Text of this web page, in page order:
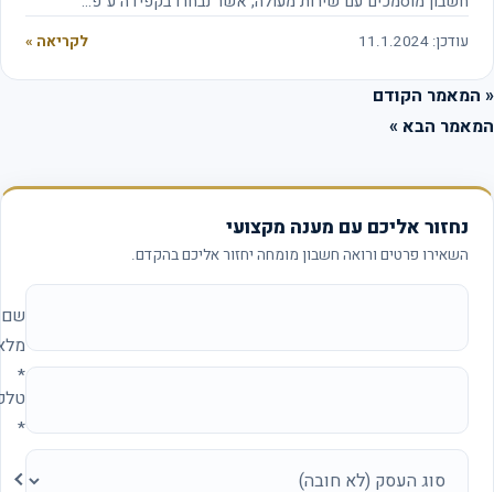
עודכן: 11.1.2024 לקריאה »
הקודם
הבא »
נחזור אליכם עם מענה מקצועי
השאירו פרטים ורואה חשבון מומחה יחזור אליכם בהקדם.
אתר החברה (להשאיר ריק)
שם
מלא
טלפון
*